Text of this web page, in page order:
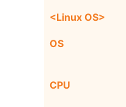
<Linux OS>
OS
CPU